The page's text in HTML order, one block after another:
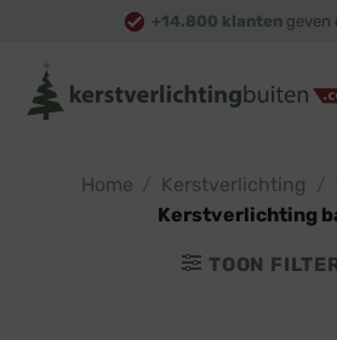
content
+14.800 klanten geven
Home Kerstverlichting
Kerstverlichting
TOON